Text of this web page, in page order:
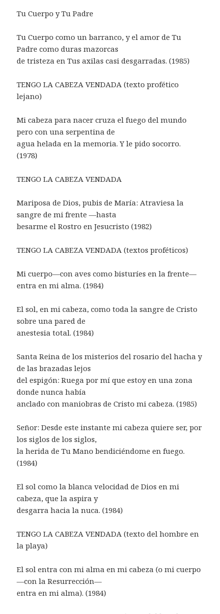
Tu Cuerpo y Tu Padre
Tu Cuerpo como un barranco, y el amor de Tu
Padre como duras mazorcas
de tristeza en Tus axilas casi desgarradas. (1985)
TENGO LA CABEZA VENDADA (texto profético
lejano)
Mi cabeza para nacer cruza el fuego del mundo
pero con una serpentina de
agua helada en la memoria. Y le pido socorro.
(1978)
TENGO LA CABEZA VENDADA
Mariposa de Dios, pubis de María: Atraviesa la
sangre de mi frente —hasta
besarme el Rostro en Jesucristo (1982)
TENGO LA CABEZA VENDADA (textos proféticos)
Mi cuerpo—con aves como bisturíes en la frente—
entra en mi alma. (1984)
El sol, en mi cabeza, como toda la sangre de Cristo
sobre una pared de
anestesia total. (1984)
Santa Reina de los misterios del rosario del hacha y
de las brazadas lejos
del espigón: Ruega por mí que estoy en una zona
donde nunca había
anclado con maniobras de Cristo mi cabeza. (1985)
Señor: Desde este instante mi cabeza quiere ser, por
los siglos de los siglos,
la herida de Tu Mano bendiciéndome en fuego.
(1984)
El sol como la blanca velocidad de Dios en mi
cabeza, que la aspira y
desgarra hacia la nuca. (1984)
TENGO LA CABEZA VENDADA (texto del hombre en
la playa)
El sol entra con mi alma en mi cabeza (o mi cuerpo
—con la Resurrección—
entra en mi alma). (1984)